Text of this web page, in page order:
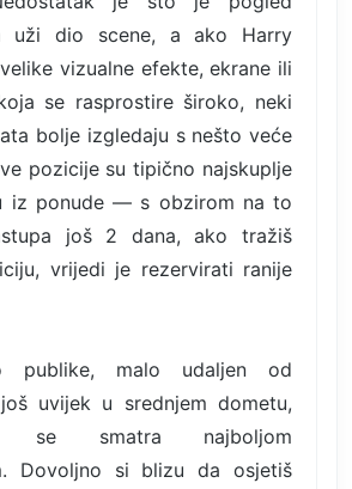
uži dio scene, a ako Harry
vizualne efekte, ekrane ili
se rasprostire široko, neki
bolje izgledaju s nešto veće
pozicije su tipično najskuplje
iz ponude — s obzirom na to
još 2 dana, ako tražiš
vrijedi je rezervirati ranije
publike, malo udaljen od
uvijek u srednjem dometu,
se smatra najboljom
Dovoljno si blizu da osjetiš